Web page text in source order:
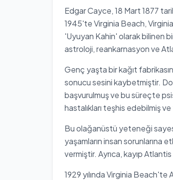
Edgar Cayce, 18 Mart 1877
1945'te Virginia Beach,
'Uyuyan Kahin' olarak bilinen
astroloji, reankarnasyon ve
Genç yaşta bir kağıt
sonucu sesini kaybetmiştir.
başvurulmuş ve bu süreçte
hastalıkları teşhis edebilmiş
Bu olağanüstü yeteneği
yaşamların insan sorunlarına
vermiştir. Ayrıca, kayıp
1929 yılında Virginia Beach'te